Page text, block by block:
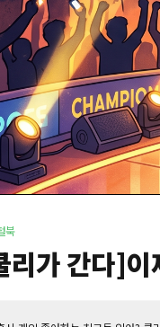
북
리가 간다]